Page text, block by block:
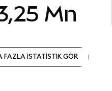
Mn
FAZLA İSTATİSTİK GÖR